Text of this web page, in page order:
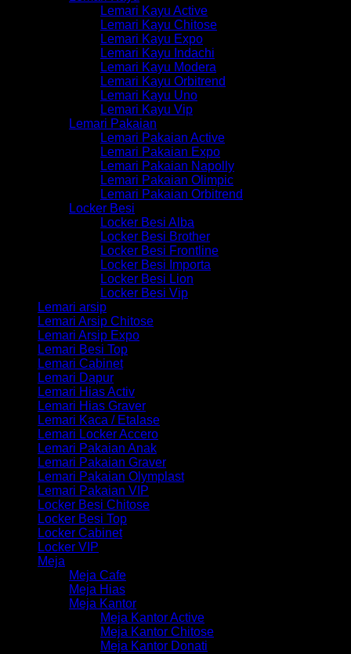
Lemari Kayu Active
Lemari Kayu Chitose
Lemari Kayu Expo
Lemari Kayu Indachi
Lemari Kayu Modera
Lemari Kayu Orbitrend
Lemari Kayu Uno
Lemari Kayu Vip
Lemari Pakaian
Lemari Pakaian Active
Lemari Pakaian Expo
Lemari Pakaian Napolly
Lemari Pakaian Olimpic
Lemari Pakaian Orbitrend
Locker Besi
Locker Besi Alba
Locker Besi Brother
Locker Besi Frontline
Locker Besi Importa
Locker Besi Lion
Locker Besi Vip
Lemari arsip
Lemari Arsip Chitose
Lemari Arsip Expo
Lemari Besi Top
Lemari Cabinet
Lemari Dapur
Lemari Hias Activ
Lemari Hias Graver
Lemari Kaca / Etalase
Lemari Locker Accero
Lemari Pakaian Anak
Lemari Pakaian Graver
Lemari Pakaian Olymplast
Lemari Pakaian VIP
Locker Besi Chitose
Locker Besi Top
Locker Cabinet
Locker VIP
Meja
Meja Cafe
Meja Hias
Meja Kantor
Meja Kantor Active
Meja Kantor Chitose
Meja Kantor Donati